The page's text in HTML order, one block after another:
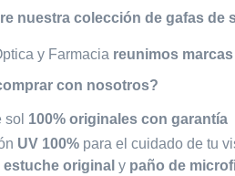
nuestra colección de gafas de
y Farmacia reunimos marcas
con nosotros?
100% originales con garantía
UV 100% para el cuidado de tu
estuche original y paño de